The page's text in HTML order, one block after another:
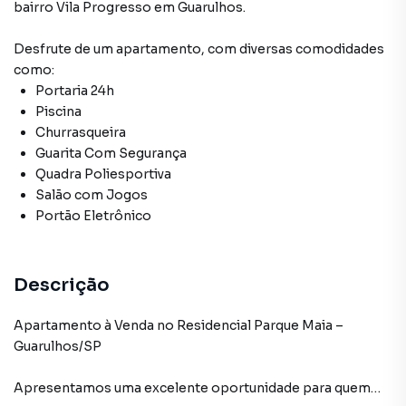
bairro Vila Progresso em Guarulhos.
Desfrute de um apartamento, com diversas comodidades
como:
Portaria 24h
Piscina
Churrasqueira
Guarita Com Segurança
Quadra Poliesportiva
Salão com Jogos
Portão Eletrônico
Descrição
Apartamento à Venda no Residencial Parque Maia –
Guarulhos/SP
Apresentamos uma excelente oportunidade para quem